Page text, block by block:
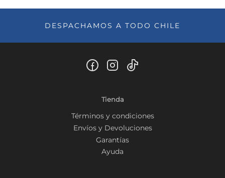
DESPACHAMOS A TODO CHILE
Tienda
Términos y condiciones
Envíos y Devoluciones
Garantías
Ayuda